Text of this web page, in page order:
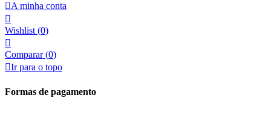
A minha conta

Wishlist (0)

Comparar (0)
Ir para o topo
Formas de pagamento